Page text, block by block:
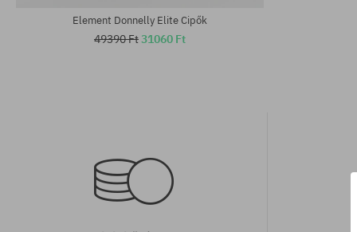
Element Donnelly Elite Cipők
49390 Ft31060 Ft